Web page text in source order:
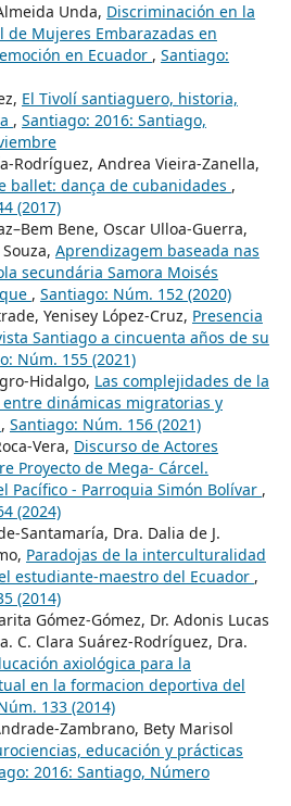
Unda, Discriminación en la
de Mujeres Embarazadas en
en Ecuador , Santiago:
El Tivolí santiaguero, historia,
, Santiago: 2016: Santiago,
Rodríguez, Andrea Vieira-Zanella,
ballet: dança de cubanidades ,
(2017)
Bene, Oscar Ulloa-Guerra,
Aprendizagem baseada nas
secundária Samora Moisés
, Santiago: Núm. 152 (2020)
Yenisey López-Cruz, Presencia
Santiago a cincuenta años de su
Núm. 155 (2021)
Hidalgo, Las complejidades de la
dinámicas migratorias y
, Santiago: Núm. 156 (2021)
Vera, Discurso de Actores
Proyecto de Mega- Cárcel.
Pacífico - Parroquia Simón Bolívar ,
(2024)
Santamaría, Dra. Dalia de J.
Paradojas de la interculturalidad
estudiante-maestro del Ecuador ,
(2014)
Gómez-Gómez, Dr. Adonis Lucas
C. Clara Suárez-Rodríguez, Dra.
axiológica para la
en la formacion deportiva del
133 (2014)
Zambrano, Bety Marisol
educación y prácticas
2016: Santiago, Número